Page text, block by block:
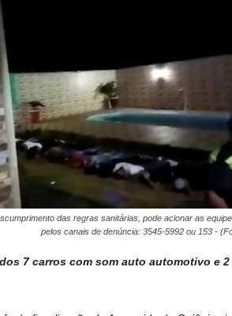
das regras sanitárias, pode acionar as
pelos canais de denúncia: 3545-5992 ou 153 -
7 carros com som auto automotivo e